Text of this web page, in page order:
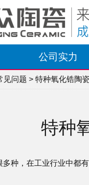
公司实力
见问题 > 特种氧化锆陶
特种
多种，在工业行业中都